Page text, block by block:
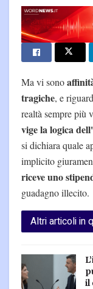
Ma vi sono
tragiche, e
realtà sempre più
vige la logica
si dichiara quale
implicito
riceve uno
guadagno illecito.
Altri articoli in
il